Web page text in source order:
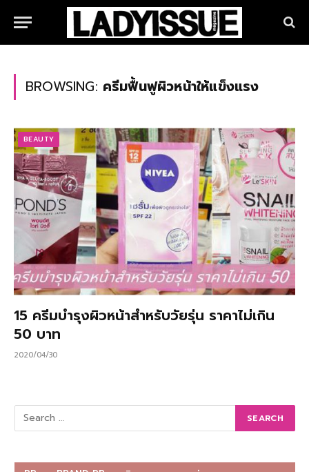
BROWSING: ครีมฟื้นฟูผิวหน้าให้แข็งแรง
BEAUTY
15 ครีมบำรุงผิวหน้าสำหรับวัยรุ่น ราคาไม่เกิน
50 บาท
2020/04/30